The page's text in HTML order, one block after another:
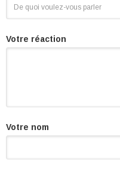
Votre réaction
Votre nom